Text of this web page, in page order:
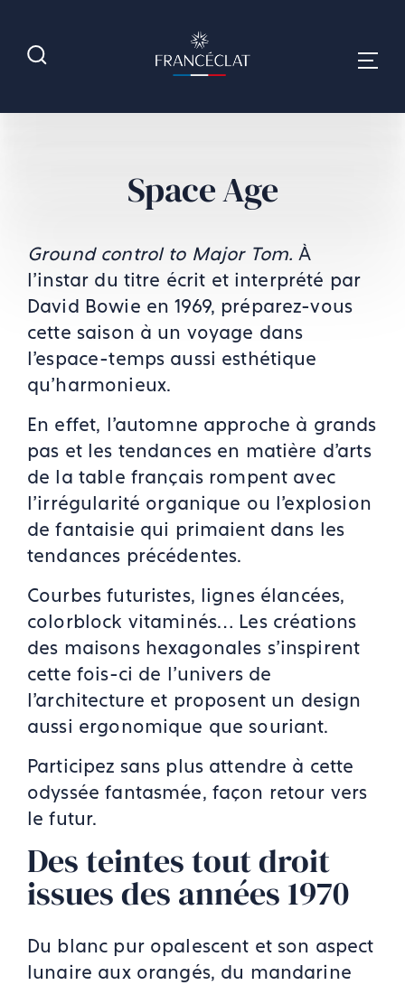
Space Age
Ground control to Major Tom. À
l’instar du titre écrit et interprété par
David Bowie en 1969, préparez-vous
cette saison à un voyage dans
l’espace-temps aussi esthétique
qu’harmonieux.
En effet, l’automne approche à grands
pas et les tendances en matière d’arts
de la table français rompent avec
l’irrégularité organique ou l’explosion
de fantaisie qui primaient dans les
tendances précédentes.
Courbes futuristes, lignes élancées,
colorblock vitaminés… Les créations
des maisons hexagonales s’inspirent
cette fois-ci de l’univers de
l’architecture et proposent un design
aussi ergonomique que souriant.
Participez sans plus attendre à cette
odyssée fantasmée, façon retour vers
le futur.
Des teintes tout droit
issues des années 1970
Du blanc pur opalescent et son aspect
lunaire aux orangés, du mandarine